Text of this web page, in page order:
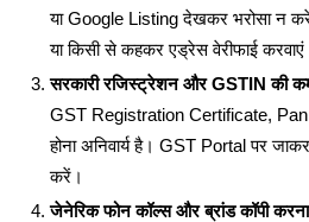
या Google Listing देखकर भरोसा न
या किसी से कहकर एड्रेस वेरीफाई
सरकारी रजिस्ट्रेशन और GSTIN की
GST Registration Certificate,
होना अनिवार्य है। GST Portal पर
करें।
जेनेरिक फोन कॉल्स और ब्रांड कॉपी